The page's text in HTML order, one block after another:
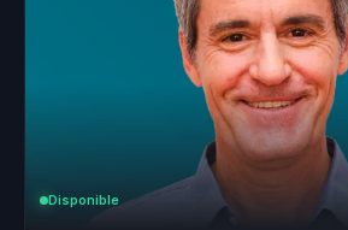
Disponible